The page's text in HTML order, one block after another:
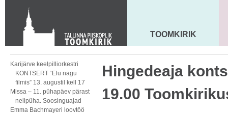
KONTAKT
Toom-Kooli 6, 10130 TALLINN
tallinna.toom@eelk.ee
MAARJA KIRIK
TOOMKIRIK
Karijärve keelpilliorkestri
KONTSERT “Elu nagu
filmis” 13. augustil kell 17
Missa – 11. pühapäev pärast
nelipüha. Soosinguajad
Emma Bachmayeri loovtöö
Hingedeaja
19.00